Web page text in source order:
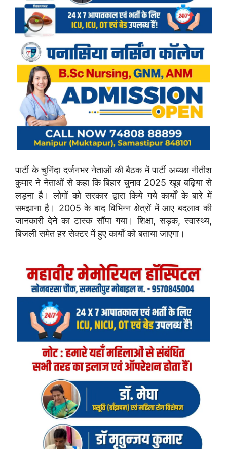
पार्टी के चुनिंदा दर्जनभर नेताओं की बैठक में पार्टी अध्यक्ष नीतीश
कुमार ने नेताओं से कहा कि बिहार चुनाव 2025 खूब बढ़िया से
लड़ना है। लोगों को सरकार द्वारा किये गये कार्यों के बारे में
समझाना है। 2005 के बाद विभिन्न क्षेत्रों में आए बदलाव की
जानकारी देने का टास्क सौंपा गया। शिक्षा, सड़क, स्वास्थ्य,
बिजली समेत हर सेक्टर में हुए कार्यों को बताया जाएगा।